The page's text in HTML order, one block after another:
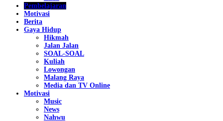
Pembelajaran
Motivasi
Berita
Gaya Hidup
Hikmah
Jalan Jalan
SOAL-SOAL
Kuliah
Lowongan
Malang Raya
Media dan TV Online
Motivasi
Music
News
Nahwu